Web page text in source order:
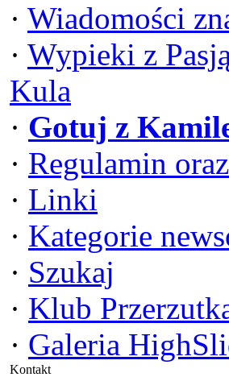
· Wiadomości
· Wypieki z
Kula
· Gotuj z
· Regulamin
· Linki
· Kategorie
· Szukaj
· Klub
· Galeria
Kontakt